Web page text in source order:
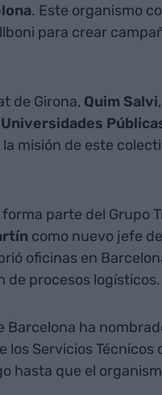
. Este organismo
para crear
de Girona, Quim Salvi
misión de este
parte del Grupo
como nuevo jefe
oficinas en
de procesos logísticos.
Barcelona ha
los Servicios Técnicos
hasta que el